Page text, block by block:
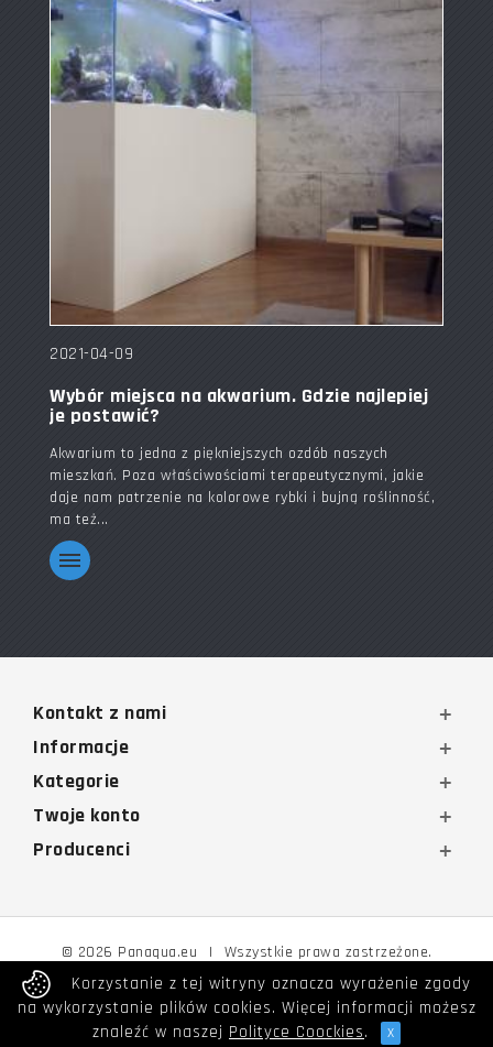
2021-04-09
Wybór miejsca na akwarium. Gdzie najlepiej
je postawić?
Akwarium to jedna z piękniejszych ozdób naszych
mieszkań. Poza właściwościami terapeutycznymi, jakie
daje nam patrzenie na kolorowe rybki i bujną roślinność,
ma też...
Kontakt z nami
Informacje
Kategorie
Twoje konto
Producenci
© 2026 Panaqua.eu | Wszystkie prawa zastrzeżone.
Korzystanie z tej witryny oznacza wyrażenie zgody
na wykorzystanie plików cookies. Więcej informacji możesz
znaleźć w naszej Polityce Coockies. x
Poprzedni Następny Do góry